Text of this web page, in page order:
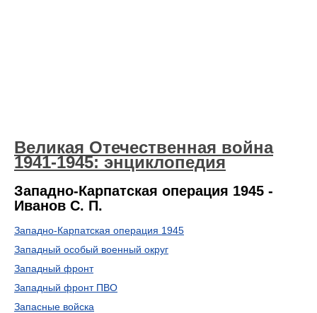
Великая Отечественная война
1941-1945: энциклопедия
Западно-Карпатская операция 1945 -
Иванов С. П.
Западно-Карпатская операция 1945
Западный особый военный округ
Западный фронт
Западный фронт ПВО
Запасные войска